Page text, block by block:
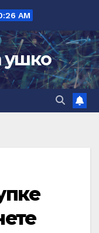
AM
ушко